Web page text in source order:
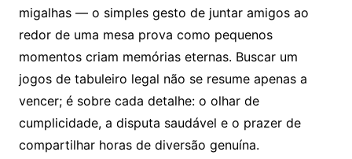
migalhas — o simples gesto de juntar amigos ao
redor de uma mesa prova como pequenos
momentos criam memórias eternas. Buscar um
jogos de tabuleiro legal não se resume apenas a
vencer; é sobre cada detalhe: o olhar de
cumplicidade, a disputa saudável e o prazer de
compartilhar horas de diversão genuína.